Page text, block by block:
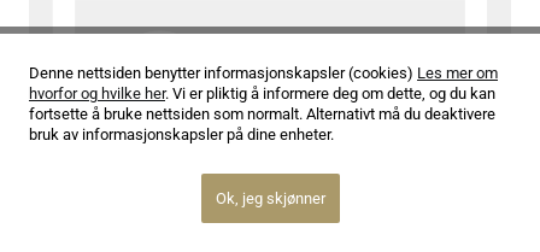
Denne nettsiden benytter informasjonskapsler (cookies) Les mer om
hvorfor og hvilke her. Vi er pliktig å informere deg om dette, og du kan
fortsette å bruke nettsiden som normalt. Alternativt må du deaktivere
bruk av informasjonskapsler på dine enheter.
Ok, jeg skjønner